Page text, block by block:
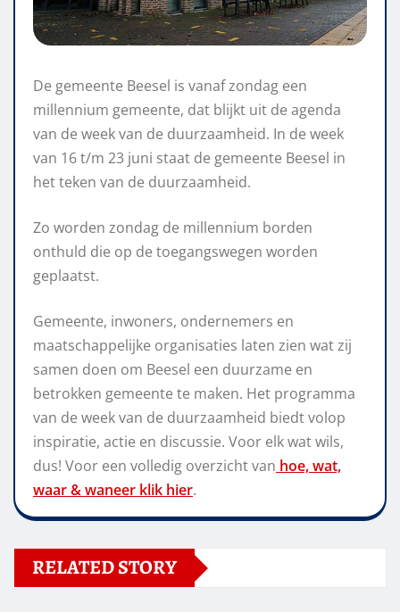
De gemeente Beesel is vanaf zondag een
millennium gemeente, dat blijkt uit de agenda
van de week van de duurzaamheid. In de week
van 16 t/m 23 juni staat de gemeente Beesel in
het teken van de duurzaamheid.
Zo worden zondag de millennium borden
onthuld die op de toegangswegen worden
geplaatst.
Gemeente, inwoners, ondernemers en
maatschappelijke organisaties laten zien wat zij
samen doen om Beesel een duurzame en
betrokken gemeente te maken. Het programma
van de week van de duurzaamheid biedt volop
inspiratie, actie en discussie. Voor elk wat wils,
dus! Voor een volledig overzicht van hoe, wat,
waar & waneer klik hier.
RELATED STORY